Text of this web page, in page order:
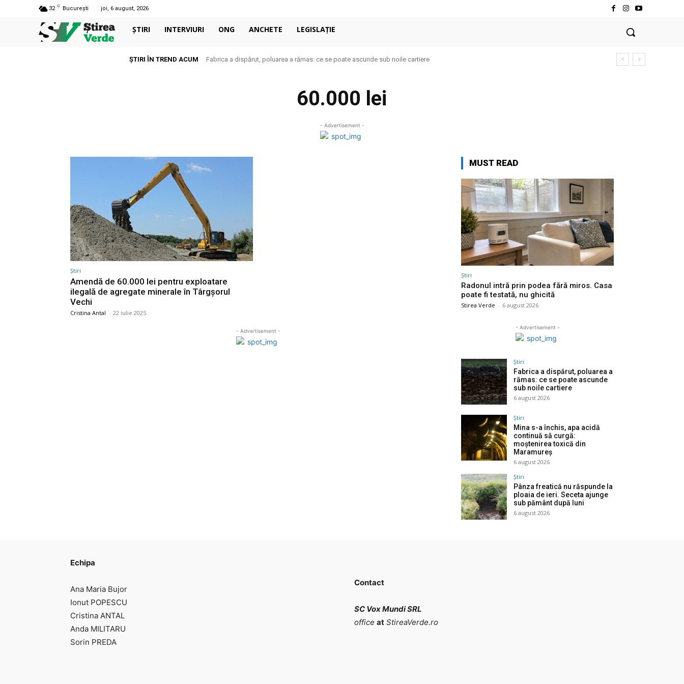
32 C București joi, 6 august, 2026
ȘTIRI INTERVIURI ONG ANCHETE LEGISLAȚIE
ȘTIRI ÎN TREND ACUM Fabrica a dispărut, poluarea a rămas: ce se poate ascunde sub noile cartiere
60.000 lei
- Advertisement -
Știri
Amendă de 60.000 lei pentru exploatare
ilegală de agregate minerale în Târgșorul
Vechi
Cristina Antal - 22 iulie 2025
- Advertisement -
MUST READ
Știri
Radonul intră prin podea fără miros. Casa
poate fi testată, nu ghicită
Stirea Verde - 6 august 2026
- Advertisement -
Știri
Fabrica a dispărut, poluarea a
rămas: ce se poate ascunde
sub noile cartiere
6 august 2026
Știri
Mina s-a închis, apa acidă
continuă să curgă:
moștenirea toxică din
Maramureș
6 august 2026
Știri
Pânza freatică nu răspunde la
ploaia de ieri. Seceta ajunge
sub pământ după luni
6 august 2026
Echipa
Ana Maria Bujor
Ionut POPESCU
Cristina ANTAL
Anda MILITARU
Sorin PREDA
Contact
SC Vox Mundi SRL
office at StireaVerde.ro